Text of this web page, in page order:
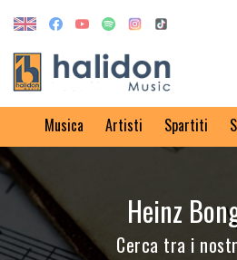
Musica Artisti Spartiti
Heinz
Cerca tra i